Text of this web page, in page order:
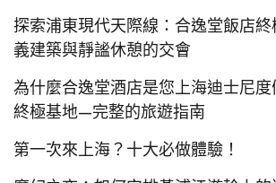
探索浦東現代天際線：合逸堂飯店
義建築與靜謐休憩的交會
為什麼合逸堂酒店是您上海迪士尼
終極基地—完整的旅遊指南
第一次來上海？十大必做體驗！